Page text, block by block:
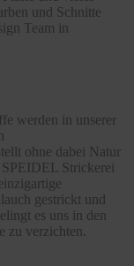
und Schnitte
Team in
werden in unserer
ohne dabei Natur
Strickerei
gestrickt und
es uns in den
zu verzichten.